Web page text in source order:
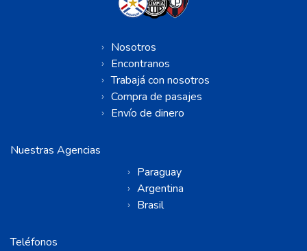
Nosotros
Encontranos
Trabajá con nosotros
Compra de pasajes
Envío de dinero
Nuestras Agencias
Paraguay
Argentina
Brasil
Teléfonos